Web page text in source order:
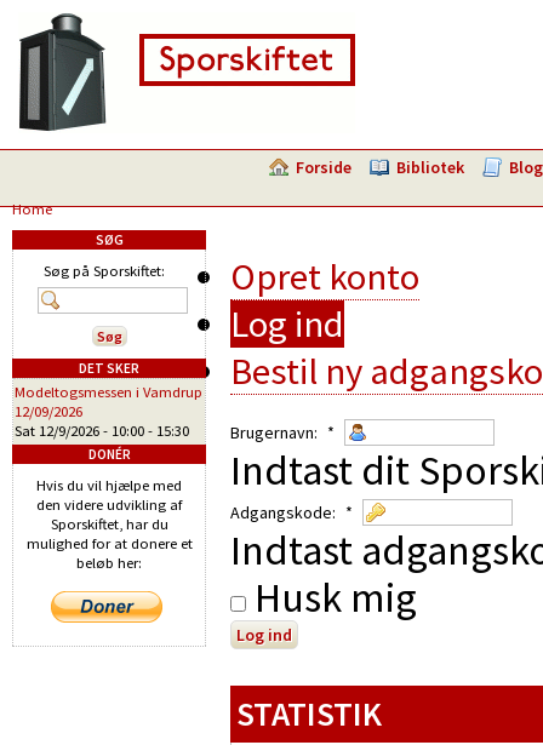
Forside Bibliotek Blog
Home
Opret konto
Log ind
Bestil ny
Brugernavn: *
Indtast dit
Adgangskode: *
Indtast
Husk mig
STATISTIK
SØG
Søg på Sporskiftet:
DET SKER
Modeltogsmessen i Vamdrup
12/09/2026
Sat 12/9/2026 - 10:00 - 15:30
DONÉR
Hvis du vil hjælpe med
den videre udvikling af
Sporskiftet, har du
mulighed for at donere et
beløb her: